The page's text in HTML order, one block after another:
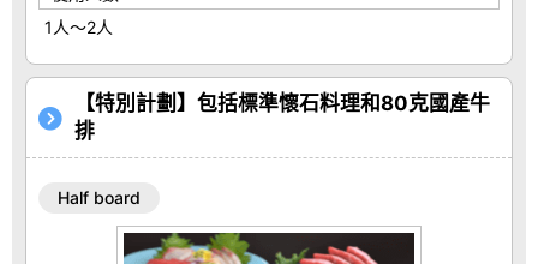
1人～2人
【特別計劃】包括標準懷石料理和80克國產牛
排
Half board